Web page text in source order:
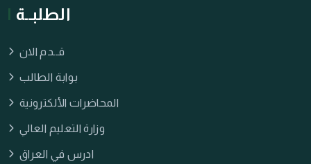
الطلبــة
قــدم الان
بوابة الطالب
المحاضرات الألكترونية
وزارة التعليم العالي
ادرس في العراق